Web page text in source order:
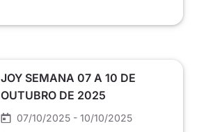
JOY SEMANA 07 A 10 DE
OUTUBRO DE 2025
07/10/2025 - 10/10/2025